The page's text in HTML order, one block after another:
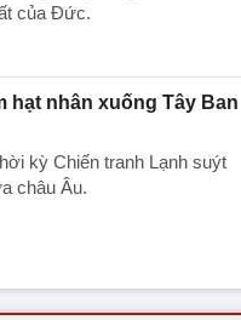
của Đức.
hạt nhân xuống Tây Ban
kỳ Chiến tranh Lạnh suýt
châu Âu.